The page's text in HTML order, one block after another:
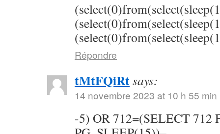
Répondre
tMtFQiRtsays:
14 novembre 2023 at 10 h 55 min
-5) OR 712=(SELECT 712